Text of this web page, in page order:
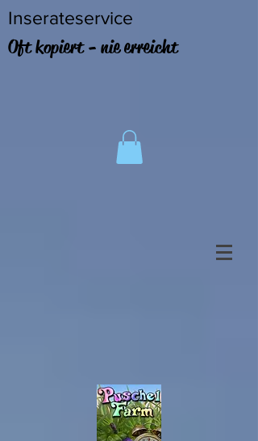
Inserateservice
Oft kopiert - nie erreicht